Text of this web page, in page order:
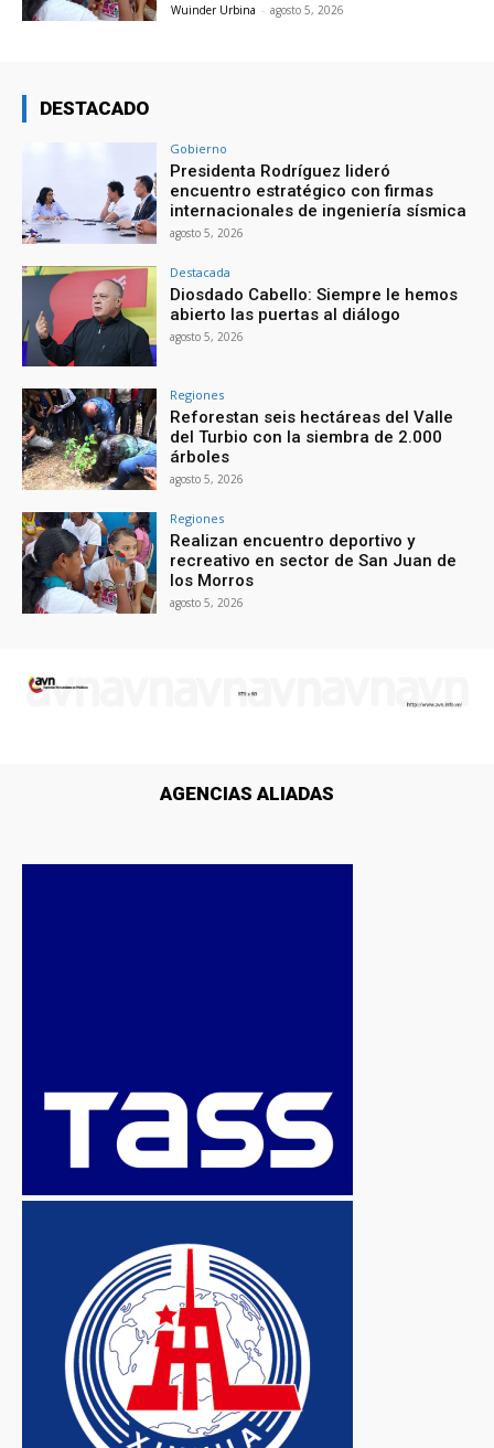
Wuinder Urbina - agosto 5, 2026
DESTACADO
Gobierno
Presidenta Rodríguez lideró
encuentro estratégico con firmas
internacionales de ingeniería sísmica
agosto 5, 2026
Destacada
Diosdado Cabello: Siempre le hemos
abierto las puertas al diálogo
agosto 5, 2026
Regiones
Reforestan seis hectáreas del Valle
del Turbio con la siembra de 2.000
árboles
agosto 5, 2026
Regiones
Realizan encuentro deportivo y
recreativo en sector de San Juan de
los Morros
agosto 5, 2026
AGENCIAS ALIADAS